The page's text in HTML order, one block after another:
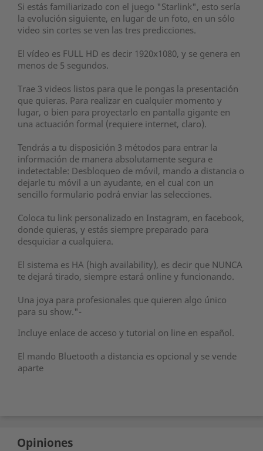
Si estás familiarizado con el juego "Starlink", esto sería
la evolución siguiente, en lugar de un foto, en un sólo
video sin cortes se ven las tres predicciones.
El vídeo es FULL HD es decir 1920x1080, y se genera en
menos de 5 segundos.
Trae 3 videos listos para que le pongas la presentación
que quieras. Para realizar en cualquier momento y
lugar, o bien para proyectarlo en pantalla gigante en
una actuación formal (requiere internet, claro).
Tendrás a tu disposición 3 métodos para entrar la
información de manera absolutamente segura e
indetectable: Desbloqueo de móvil, mando a distancia o
dejarle tu móvil a un ayudante, en el cual con un
sencillo formulario podrá enviar las selecciones.
Coloca tu link personalizado en Instagram, en facebook,
donde quieras, y estás siempre preparado para
desquiciar a cualquiera.
El sistema es HA (high availability), es decir que NUNCA
te dejará tirado, siempre estará online y funcionando.
Una joya para profesionales que quieren algo único
para su show."-
Incluye enlace de acceso y tutorial on line en español.
El mando Bluetooth a distancia es opcional y se vende
aparte
Opiniones